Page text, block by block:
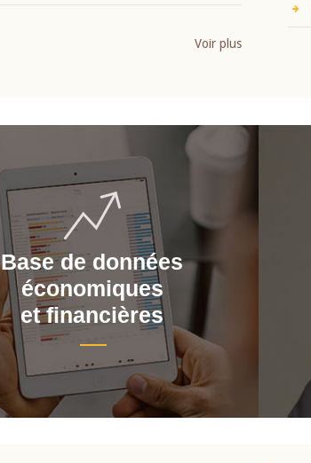
Voir plus
Base de données
économiques
et financières